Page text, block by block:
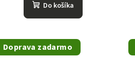
Do košíka
Doprava zadarmo